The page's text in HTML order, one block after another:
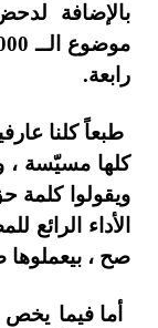
بالإضافة
رابعة.
طبعاً كلنا
كلها مسيّسة ،
ويقولوا كلمة
الأداء الرائع
صح ،
أما فيما